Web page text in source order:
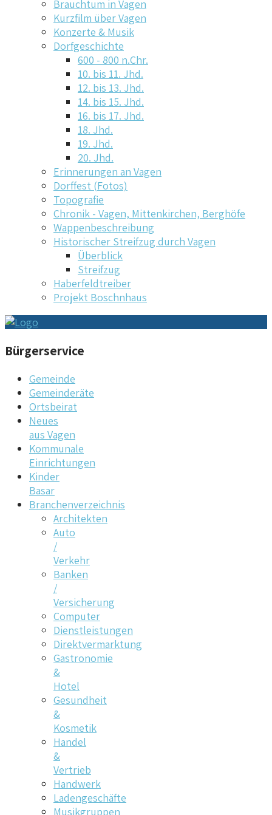
Brauchtum in Vagen
Kurzfilm über Vagen
Konzerte & Musik
Dorfgeschichte
600 - 800 n.Chr.
10. bis 11. Jhd.
12. bis 13. Jhd.
14. bis 15. Jhd.
16. bis 17. Jhd.
18. Jhd.
19. Jhd.
20. Jhd.
Erinnerungen an Vagen
Dorffest (Fotos)
Topografie
Chronik - Vagen, Mittenkirchen, Berghöfe
Wappenbeschreibung
Historischer Streifzug durch Vagen
Überblick
Streifzug
Haberfeldtreiber
Projekt Boschnhaus
Bürgerservice
Gemeinde
Gemeinderäte
Ortsbeirat
Neues
aus Vagen
Kommunale
Einrichtungen
Kinder
Basar
Branchenverzeichnis
Architekten
Auto
/
Verkehr
Banken
/
Versicherung
Computer
Dienstleistungen
Direktvermarktung
Gastronomie
&
Hotel
Gesundheit
&
Kosmetik
Handel
&
Vertrieb
Handwerk
Ladengeschäfte
Musikgruppen